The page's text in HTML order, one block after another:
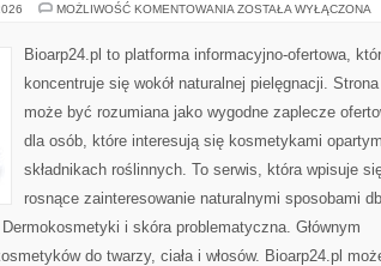
MOŻLIWOŚĆ KOMENTOWANIA PIELĘGNACJA
WŁOSÓW
ZOSTAŁA WYŁĄCZONA
Bioarp24.pl to platforma informacyjno-ofertowa,
koncentruje się wokół naturalnej pielęgnacji. Strona
może być rozumiana jako wygodne zaplecze
dla osób, które interesują się kosmetykami
składnikach roślinnych. To serwis, która wpisuje
rosnące zainteresowanie naturalnymi sposobami
i skóra problematyczna. Głównym
do twarzy, ciała i włosów. Bioarp24.pl